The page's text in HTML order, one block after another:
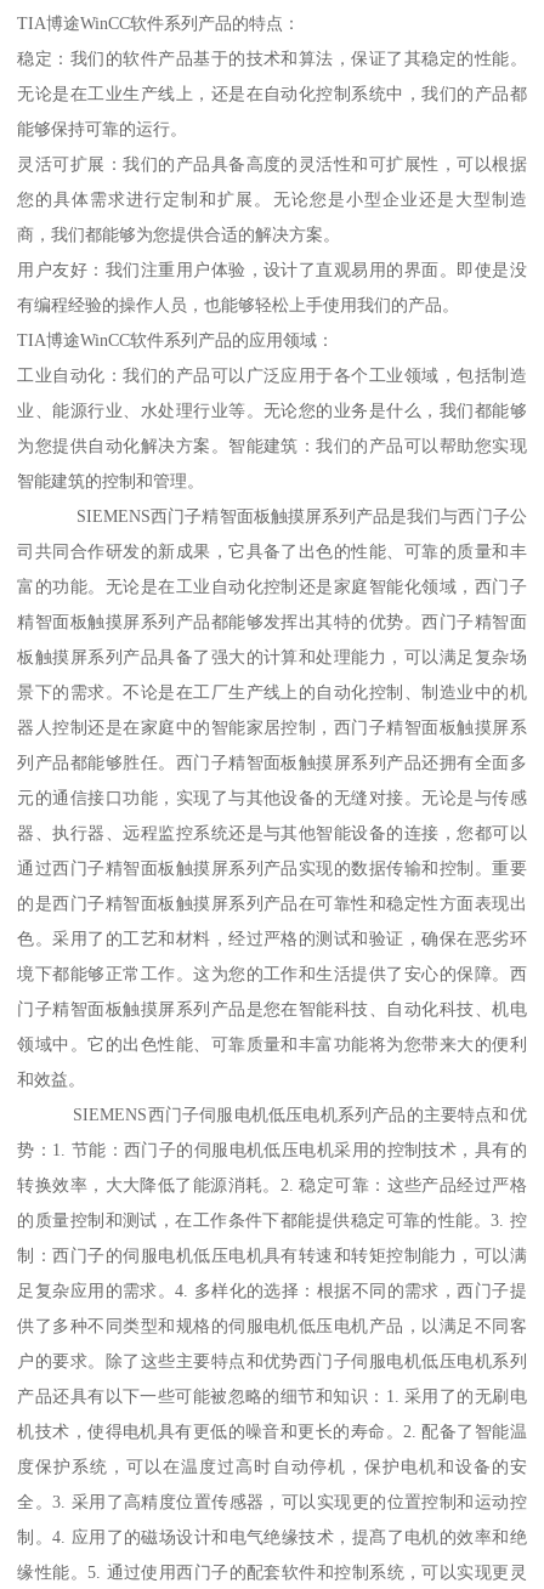
TIA博途WinCC软件系列产品的特点：
稳定：我们的软件产品基于的技术和算法，保证了其稳定的性能。
无论是在工业生产线上，还是在自动化控制系统中，我们的产品都
能够保持可靠的运行。
灵活可扩展：我们的产品具备高度的灵活性和可扩展性，可以根据
您的具体需求进行定制和扩展。无论您是小型企业还是大型制造
商，我们都能够为您提供合适的解决方案。
用户友好：我们注重用户体验，设计了直观易用的界面。即使是没
有编程经验的操作人员，也能够轻松上手使用我们的产品。
TIA博途WinCC软件系列产品的应用领域：
工业自动化：我们的产品可以广泛应用于各个工业领域，包括制造
业、能源行业、水处理行业等。无论您的业务是什么，我们都能够
为您提供自动化解决方案。智能建筑：我们的产品可以帮助您实现
智能建筑的控制和管理。
SIEMENS西门子精智面板触摸屏系列产品是我们与西门子公
司共同合作研发的新成果，它具备了出色的性能、可靠的质量和丰
富的功能。无论是在工业自动化控制还是家庭智能化领域，西门子
精智面板触摸屏系列产品都能够发挥出其特的优势。西门子精智面
板触摸屏系列产品具备了强大的计算和处理能力，可以满足复杂场
景下的需求。不论是在工厂生产线上的自动化控制、制造业中的机
器人控制还是在家庭中的智能家居控制，西门子精智面板触摸屏系
列产品都能够胜任。西门子精智面板触摸屏系列产品还拥有全面多
元的通信接口功能，实现了与其他设备的无缝对接。无论是与传感
器、执行器、远程监控系统还是与其他智能设备的连接，您都可以
通过西门子精智面板触摸屏系列产品实现的数据传输和控制。重要
的是西门子精智面板触摸屏系列产品在可靠性和稳定性方面表现出
色。采用了的工艺和材料，经过严格的测试和验证，确保在恶劣环
境下都能够正常工作。这为您的工作和生活提供了安心的保障。西
门子精智面板触摸屏系列产品是您在智能科技、自动化科技、机电
领域中。它的出色性能、可靠质量和丰富功能将为您带来大的便利
和效益。
SIEMENS西门子伺服电机低压电机系列产品的主要特点和优
势：1. 节能：西门子的伺服电机低压电机采用的控制技术，具有的
转换效率，大大降低了能源消耗。2. 稳定可靠：这些产品经过严格
的质量控制和测试，在工作条件下都能提供稳定可靠的性能。3. 控
制：西门子的伺服电机低压电机具有转速和转矩控制能力，可以满
足复杂应用的需求。4. 多样化的选择：根据不同的需求，西门子提
供了多种不同类型和规格的伺服电机低压电机产品，以满足不同客
户的要求。除了这些主要特点和优势西门子伺服电机低压电机系列
产品还具有以下一些可能被忽略的细节和知识：1. 采用了的无刷电
机技术，使得电机具有更低的噪音和更长的寿命。2. 配备了智能温
度保护系统，可以在温度过高时自动停机，保护电机和设备的安
全。3. 采用了高精度位置传感器，可以实现更的位置控制和运动控
制。4. 应用了的磁场设计和电气绝缘技术，提髙了电机的效率和绝
缘性能。5. 通过使用西门子的配套软件和控制系统，可以实现更灵